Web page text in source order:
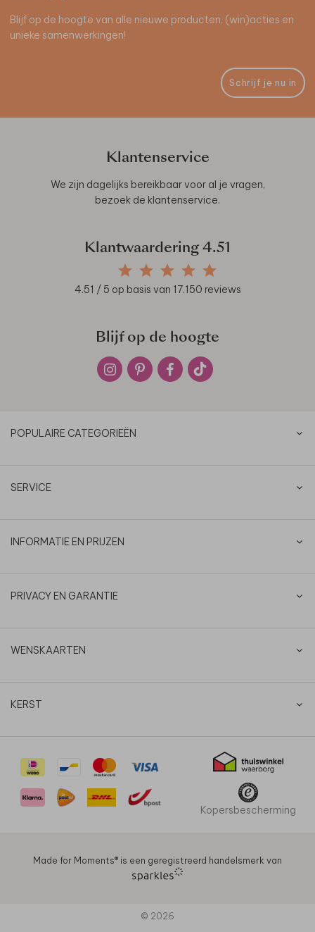
Blijf op de hoogte van alle nieuwe producten, (win)acties en
unieke samenwerkingen!
Schrijf je nu in
Klantenservice
We zijn dagelijks bereikbaar voor al je vragen,
bezoek de klantenservice.
Klantwaardering 4.51
4.51 / 5 op basis van 17.150 reviews
Blijf op de hoogte
POPULAIRE CATEGORIEËN
SERVICE
INFORMATIE EN PRIJZEN
PRIVACY EN GARANTIE
WENSKAARTEN
KERST
Kopersbescherming
Made for Moments®️ is een geregistreerd handelsmerk van
© 2026